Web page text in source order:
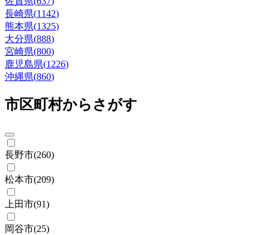
長崎県(1142)
熊本県(1325)
大分県(888)
宮崎県(800)
鹿児島県(1226)
沖縄県(860)
市区町村からさがす
長野市(260)
松本市(209)
上田市(91)
岡谷市(25)